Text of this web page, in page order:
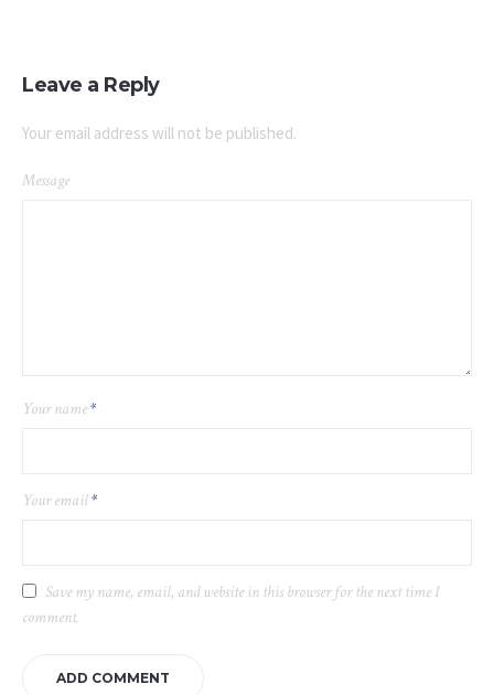
Leave a Reply
Your email address will not be published.
Message
Your name*
Your email*
Save my name, email, and website in this browser for the next time I
comment.